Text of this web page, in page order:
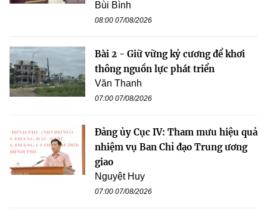
Bùi Bình
08:00 07/08/2026
Bài 2 - Giữ vững kỷ cương để khơi
thông nguồn lực phát triển
Văn Thanh
07:00 07/08/2026
Đảng ủy Cục IV: Tham mưu hiệu quả
nhiệm vụ Ban Chỉ đạo Trung ương
giao
Nguyệt Huy
07:00 07/08/2026